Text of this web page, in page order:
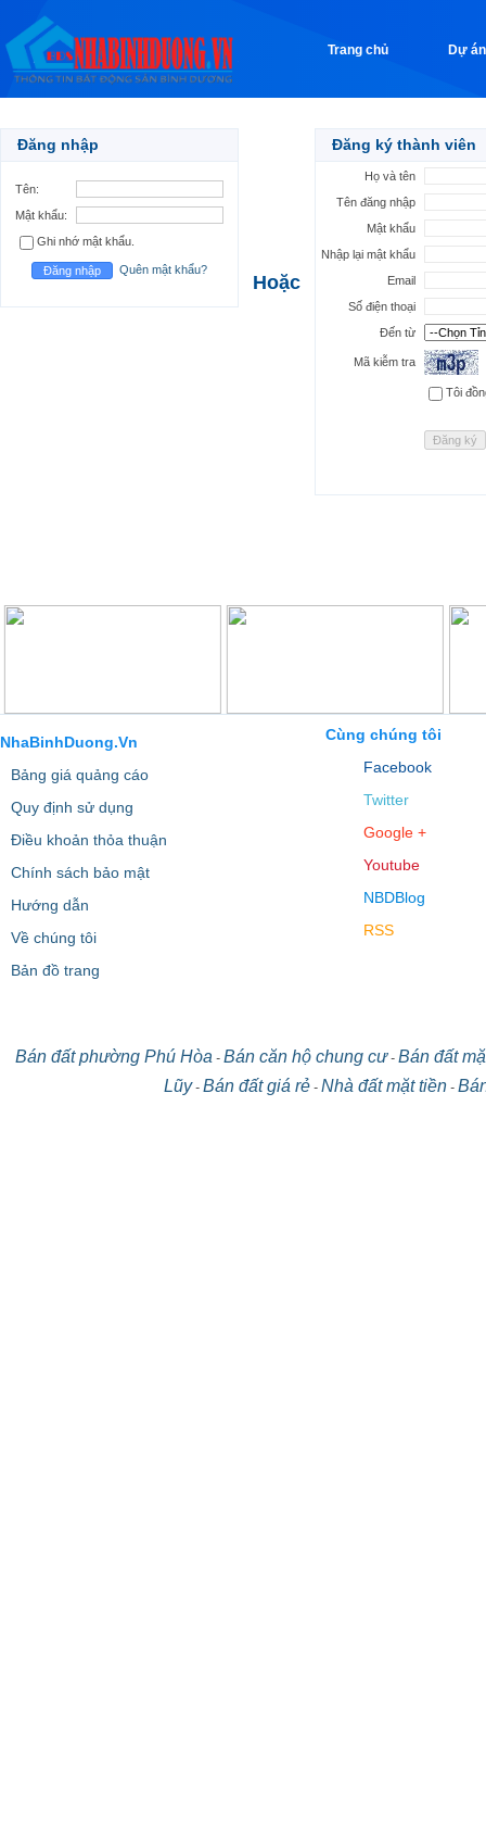
Trang chủ Dự án
Đăng nhập
Tên:
Mật khẩu:
Ghi nhớ mật khẩu.
Quên mật khẩu?
Hoặc
Đăng ký thành viên
Họ và tên
Tên đăng nhập
Mật khẩu
Nhập lại mật khẩu
Email
Số điện thoại
Đến từ
Mã kiễm tra
Tôi
NhaBinhDuong.Vn
Bảng giá quảng cáo
Quy định sử dụng
Điều khoản thỏa thuận
Chính sách bảo mật
Hướng dẫn
Về chúng tôi
Bản đồ trang
Cùng chúng tôi
Facebook
Twitter
Google +
Youtube
NBDBlog
RSS
Bán đất phường Phú Hòa - Bán căn hộ chung cư- Bán đất
Lũy- Bán đất giá rẻ- Nhà đất mặt tiền-